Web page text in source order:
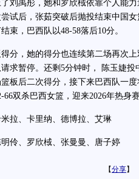
刘禹彤，她和罗欣棫依靠个人能
试后，张茹突破后抛投结束中国
束，巴西队以48-58落后10分。
，她的得分也连续第二场再次上
求暂停。还剩5分钟时， 陈玉婕
板后二次得分，接下来巴西队一
双杀巴西女篮，迎来2026年热身
、卡里纳、德博拉、艾琳
、罗欣棫、张曼曼、唐子婷
【分享】